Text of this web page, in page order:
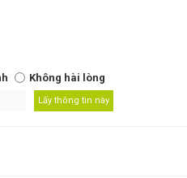
Không hài lòng